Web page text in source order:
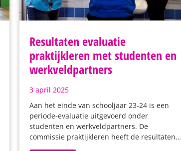
Resultaten evaluatie
praktijkleren met studenten en
werkveldpartners
3 april 2025
Aan het einde van schooljaar 23-24 is een
periode-evaluatie uitgevoerd onder
studenten en werkveldpartners. De
commissie praktijkleren heeft de resultaten…